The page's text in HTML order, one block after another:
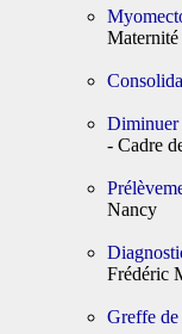
Diminuer
- Cadre
Nancy
Frédéric
Greffe de